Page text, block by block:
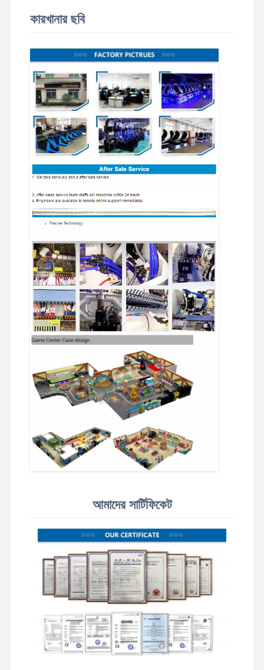
কারখানার ছবি
আমাদের সার্টিফিকেট